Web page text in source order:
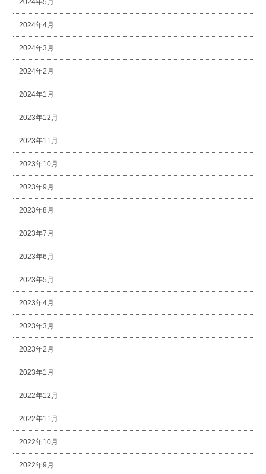
2024年5月
2024年4月
2024年3月
2024年2月
2024年1月
2023年12月
2023年11月
2023年10月
2023年9月
2023年8月
2023年7月
2023年6月
2023年5月
2023年4月
2023年3月
2023年2月
2023年1月
2022年12月
2022年11月
2022年10月
2022年9月